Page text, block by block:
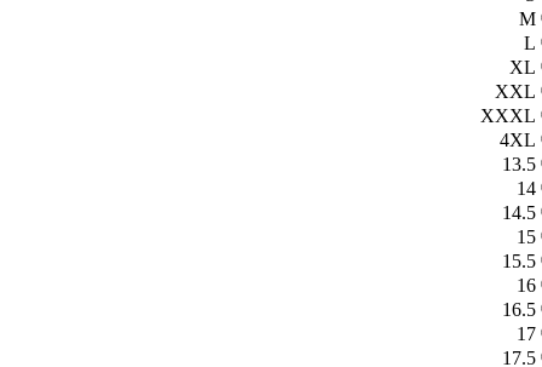
M
L
XL
XXL
XXXL
4XL
13.5
14
14.5
15
15.5
16
16.5
17
17.5